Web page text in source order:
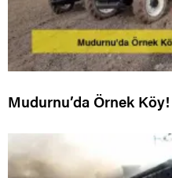
Mudurnu’da Örnek